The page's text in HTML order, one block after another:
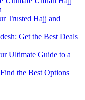
Trusted Hajj and
Get the Best Deals
Ultimate Guide to a
the Best Options